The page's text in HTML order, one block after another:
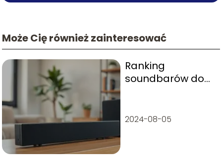
Może Cię również zainteresować
Ranking
soundbarów do
2024-08-05